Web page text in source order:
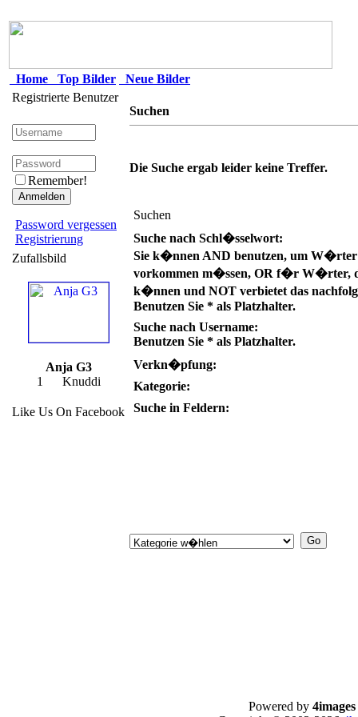
Home Top Bilder
Neue Bilder
Registrierte Benutzer
Remember!
Password vergessen
Registrierung
Zufallsbild
Anja G3
1 Knuddi
Like Us On Facebook
Suchen
Die Suche ergab leider keine Treffer.
Suchen
Suche nach Schl�sselwort:
Sie k�nnen AND benutzen, um W�rter
vorkommen m�ssen, OR f�r W�rter,
k�nnen und NOT verbietet das
Benutzen Sie * als Platzhalter.
Suche nach Username:
Benutzen Sie * als Platzhalter.
Verkn�pfung:
Kategorie:
Suche in Feldern:
Powered by 4images